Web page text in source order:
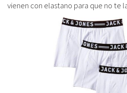
vienen con elastano para que no te